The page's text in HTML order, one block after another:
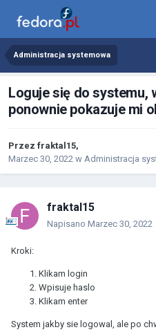
Administracja systemowa
Loguje się do systemu,
ponownie pokazuje mi
Przez fraktal15,
Marzec 30, 2022 w Administracja
fraktal15
Napisano Marzec 30, 2022
Kroki:
Klikam login
Wpisuje haslo
Klikam enter
System jakby sie logowal, ale po